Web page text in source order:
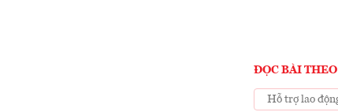
ĐỌC BÀI
Hỗ trợ lao